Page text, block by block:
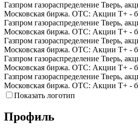
Газпром газораспределение Тверь,
Московская биржа. OTC: Акции T+ -
Газпром газораспределение Тверь,
Московская биржа. OTC: Акции T+ -
Газпром газораспределение Тверь,
Московская биржа. OTC: Акции T+ -
Газпром газораспределение Тверь,
Московская биржа. OTC: Акции T+ -
Газпром газораспределение Тверь,
Московская биржа. OTC: Акции T+ -
Показать логотип
Профиль